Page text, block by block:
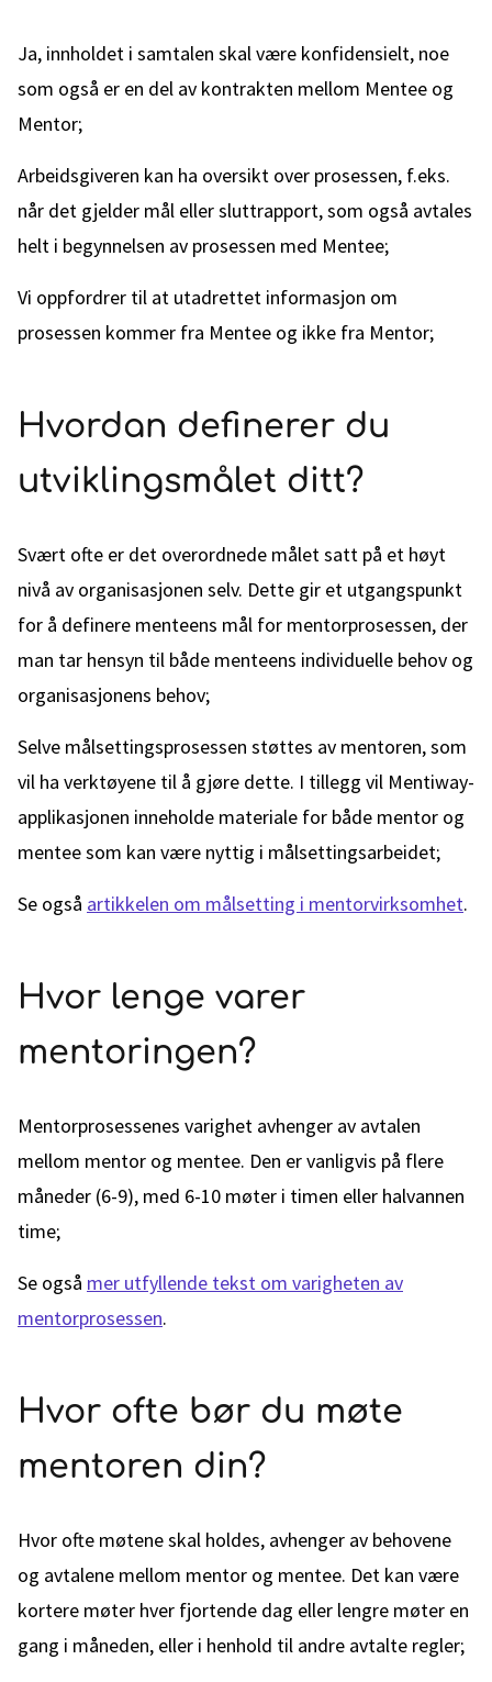
Ja, innholdet i samtalen skal være konfidensielt, noe
som også er en del av kontrakten mellom Mentee og
Mentor;
Arbeidsgiveren kan ha oversikt over prosessen, f.eks.
når det gjelder mål eller sluttrapport, som også avtales
helt i begynnelsen av prosessen med Mentee;
Vi oppfordrer til at utadrettet informasjon om
prosessen kommer fra Mentee og ikke fra Mentor;
Hvordan definerer du
utviklingsmålet ditt?
Svært ofte er det overordnede målet satt på et høyt
nivå av organisasjonen selv. Dette gir et utgangspunkt
for å definere menteens mål for mentorprosessen, der
man tar hensyn til både menteens individuelle behov og
organisasjonens behov;
Selve målsettingsprosessen støttes av mentoren, som
vil ha verktøyene til å gjøre dette. I tillegg vil Mentiway-
applikasjonen inneholde materiale for både mentor og
mentee som kan være nyttig i målsettingsarbeidet;
Se også artikkelen om målsetting i mentorvirksomhet.
Hvor lenge varer
mentoringen?
Mentorprosessenes varighet avhenger av avtalen
mellom mentor og mentee. Den er vanligvis på flere
måneder (6-9), med 6-10 møter i timen eller halvannen
time;
Se også mer utfyllende tekst om varigheten av
mentorprosessen.
Hvor ofte bør du møte
mentoren din?
Hvor ofte møtene skal holdes, avhenger av behovene
og avtalene mellom mentor og mentee. Det kan være
kortere møter hver fjortende dag eller lengre møter en
gang i måneden, eller i henhold til andre avtalte regler;